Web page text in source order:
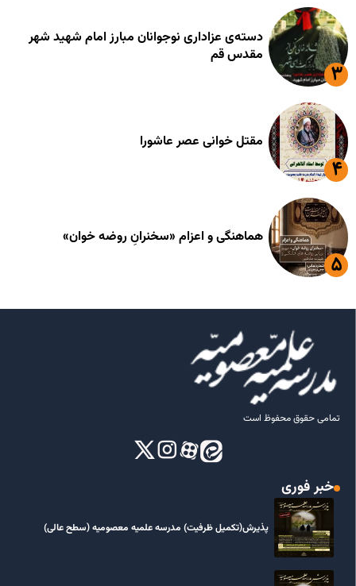
دسته‌ی عزاداری نوجوانان مبارز امام شهید شهر
مقدس قم
مقتل خوانی عصر عاشورا
هماهنگی و اعزام «سخنرانِ روضه خوان»
تمامی حقوق محفوظ است
خبر فوری
پذیرش(تکمیل ظرفیت) مدرسه علمیه معصومیه‌ (سطح عالی)